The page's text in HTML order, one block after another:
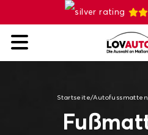
Startseite/Autofussmatten